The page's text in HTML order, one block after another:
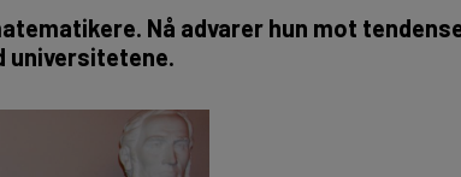
Nå advarer hun mot
universitetene.